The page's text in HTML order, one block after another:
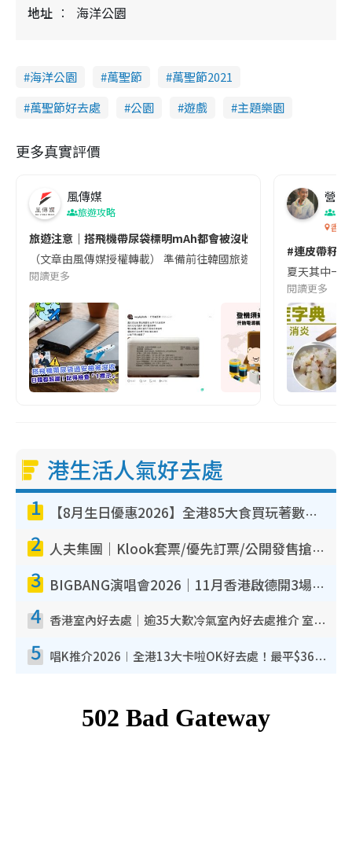
地址 海洋公園
海洋公園 萬聖節
萬聖節2021
萬聖節好去處
公園 遊戲 主題樂園
更多真實評價
風傳媒
旅遊攻略
旅遊注意｜搭飛機帶尿袋標明mAh都會被沒收😱出發前切記檢查
（文章由風傳媒授權轉載） 準備前往韓國旅遊的民眾，近期要
閱讀更多
營養
香港
#連皮帶籽
夏天其中一
閱讀更多
港生活人氣好去處
1 【8月生日優惠2026】全港85大食買玩著數攻略 自助餐/火鍋放題同行免費＋誠品/DONKI送現金券
2 人夫集團｜Klook套票/優先訂票/公開發售搶飛攻略！附票價.購票連結.場地座位表
3 BIGBANG演唱會2026｜11月香港啟德開3場！實名制VIP申請、優先購票攻略
4 香港室內好去處｜逾35大歎冷氣室內好去處推介 室內活動免費避雨無懼落雨
5 唱K推介2026︱全港13大卡啦OK好去處！最平$36起 日文K都有！(附地址+收費詳情)